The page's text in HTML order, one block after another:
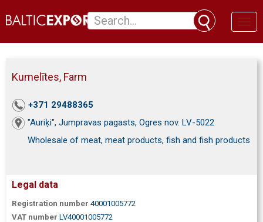
Kumelītes, Farm
+371 29488365
"Auriķi", Jumpravas pagasts, Ogres nov. LV-5022
Wholesale of meat, meat products, fish and fish products
Legal data
Registration number 40001005772
VAT number LV40001005772